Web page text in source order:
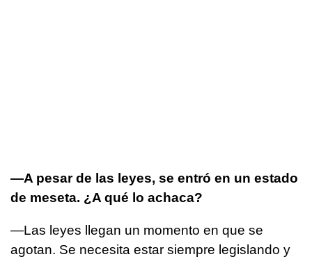
—A pesar de las leyes, se entró en un estado
de meseta. ¿A qué lo achaca?
—Las leyes llegan un momento en que se
agotan. Se necesita estar siempre legislando y